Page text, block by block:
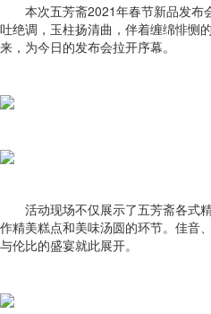
本次五芳斋2021年春节新品发布
吐绝调，玉柱扬清曲，伴着缠绵悱恻
来，为今日的发布会拉开序幕。
活动现场不仅展示了五芳斋各式
作精美糕点和美味汤圆的环节。佳音
与伦比的盛宴就此展开。